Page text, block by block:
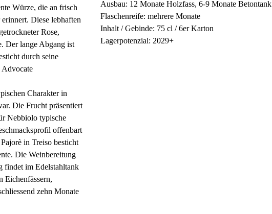
Würze, die an frisch
Diese lebhaften
Rose,
Der lange Abgang ist
durch seine
Advocate
Charakter in
Die Frucht präsentiert
Nebbiolo typische
offenbart
in Treiso besticht
Die Weinbereitung
findet im Edelstahltank
Eichenfässern,
zehn Monate
Ausbau: 12 Monate Holzfass, 6-9 Monate Betontank
Flaschenreife: mehrere Monate
Inhalt / Gebinde: 75 cl / 6er Karton
Lagerpotenzial: 2029+